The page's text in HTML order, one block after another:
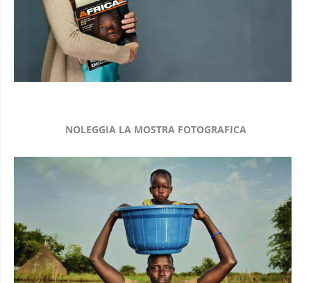
NOLEGGIA LA MOSTRA FOTOGRAFICA